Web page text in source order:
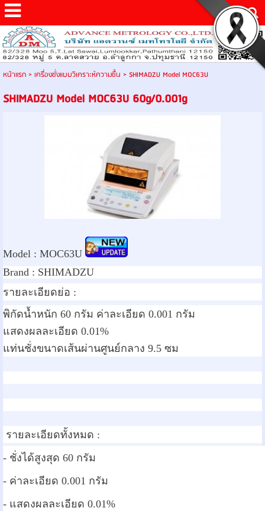
หน้าแรก> เครื่องชั่งแบบวิเคราะห์ความชื้น > SHIMADZU Model MOC63U
SHIMADZU Model MOC63U 60g/0.001g
Model : MOC63U
Brand : SHIMADZU
รายละเอียดย่อ :
พิกัดน้ำหนัก 60 กรัม ค่าละเอียด 0.001 กรัม
แสดงผลละเอียด 0.01%
แท่นชั่งขนาดเส้นผ่านศูนย์กลาง 9.5 ซม
รายละเอียดทั้งหมด :
- ชั่งได้สูงสุด 60 กรัม
- ค่าละเอียด 0.001 กรัม
- แสดงผลละเอียด 0.01%